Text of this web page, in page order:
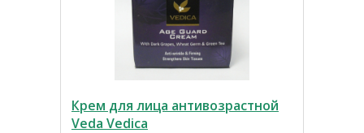
Крем для лица антивозрастной
Veda Vedica